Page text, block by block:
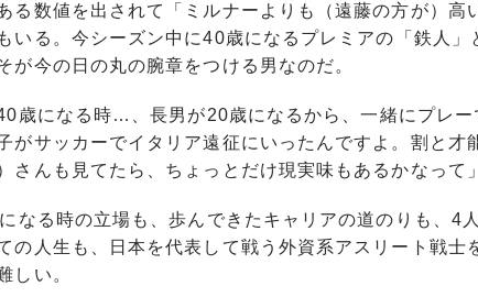
る数値を出されて「ミルナーよりも（遠藤の方が）高
いる。今シーズン中に40歳になるプレミアの「鉄人」
が今の日の丸の腕章をつける男なのだ。
40歳になる時…、長男が20歳になるから、一緒にプレ
がサッカーでイタリア遠征にいったんですよ。割と才
さんも見てたら、ちょっとだけ現実味もあるかなって」
なる時の立場も、歩んできたキャリアの道のりも、4
の人生も、日本を代表して戦う外資系アスリート戦士
い。